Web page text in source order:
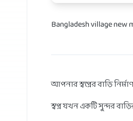
Bangladesh village new
আপনার স্বপ্নের বাড়ি
স্বপ্ন যখন একটি সুন্দর